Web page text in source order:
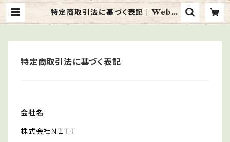
特定商取引法に基づく表記 | Web S
hop NITT
特定商取引法に基づく表記
会社名
株式会社ＮＩＴＴ